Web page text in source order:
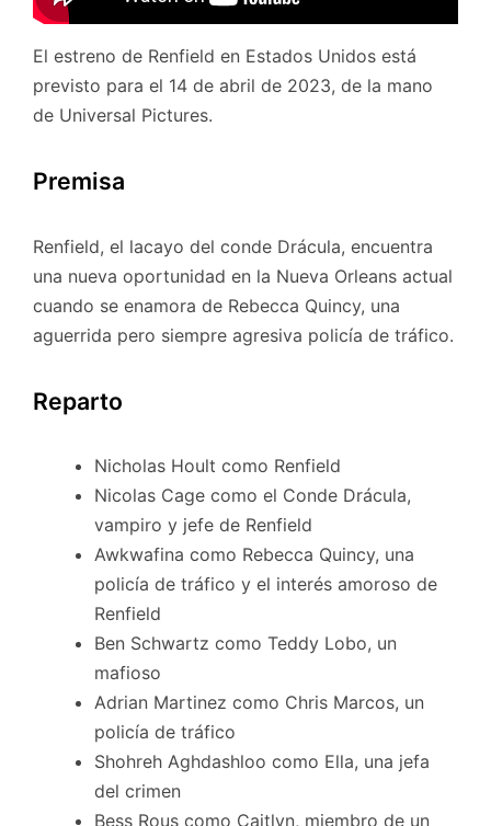
El estreno de Renfield en Estados Unidos está
previsto para el 14 de abril de 2023, de la mano
de Universal Pictures.
Premisa
Renfield, el lacayo del conde Drácula, encuentra
una nueva oportunidad en la Nueva Orleans actual
cuando se enamora de Rebecca Quincy, una
aguerrida pero siempre agresiva policía de tráfico.
Reparto
Nicholas Hoult como Renfield
Nicolas Cage como el Conde Drácula,
vampiro y jefe de Renfield
Awkwafina como Rebecca Quincy, una
policía de tráfico y el interés amoroso de
Renfield
Ben Schwartz como Teddy Lobo, un
mafioso
Adrian Martinez como Chris Marcos, un
policía de tráfico
Shohreh Aghdashloo como Ella, una jefa
del crimen
Bess Rous como Caitlyn, miembro de un